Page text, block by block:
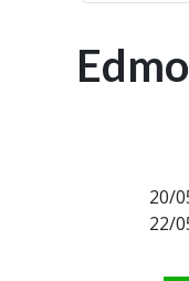
20/
22/